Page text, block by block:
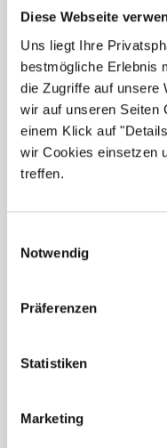
Diese Webseite
Uns liegt Ihre
bestmögliche Erlebnis
die Zugriffe auf unsere
wir auf unseren Seiten
einem Klick auf
wir Cookies einsetzen
treffen.
Notwendig
Präferenzen
Statistiken
Marketing
Jasmin Siebeck -
Ansprechpartnerin
Lassen Sie mich
Gemeinsam finden
der Sie als
Team erweitern